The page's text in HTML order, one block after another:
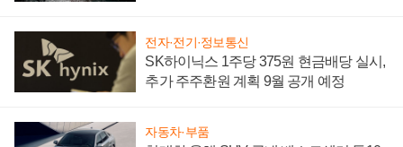
전자·전기·정보통신
SK하이닉스 1주당 375원 현금배당 실시,
추가 주주환원 계획 9월 공개 예정
자동차·부품